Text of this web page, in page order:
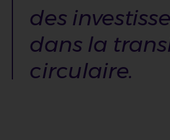
des
dans la
circulaire.